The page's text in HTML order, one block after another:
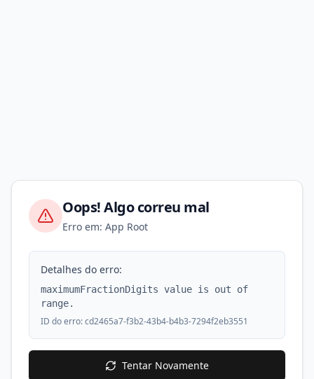
Oops! Algo correu mal
Erro em: App Root
Detalhes do erro:
maximumFractionDigits value is out of
range.
ID do erro:cd2465a7-f3b2-43b4-b4b3-7294f2eb3551
Tentar Novamente